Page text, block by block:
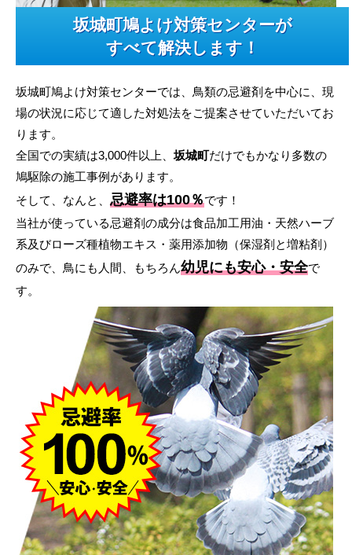
坂城町鳩よけ対策センターが
すべて解決します！
坂城町鳩よけ対策センターでは、鳥類の忌避剤を中心に、現
場の状況に応じて適した対処法をご提案させていただいてお
ります。
全国での実績は3,000件以上、坂城町だけでもかなり多数の
鳩駆除の施工事例があります。
そして、なんと、 忌避率は100％です！
当社が使っている忌避剤の成分は食品加工用油・天然ハーブ
系及びローズ種植物エキス・薬用添加物（保湿剤と増粘剤）
のみで、鳥にも人間、もちろん幼児にも安心・安全で
す。